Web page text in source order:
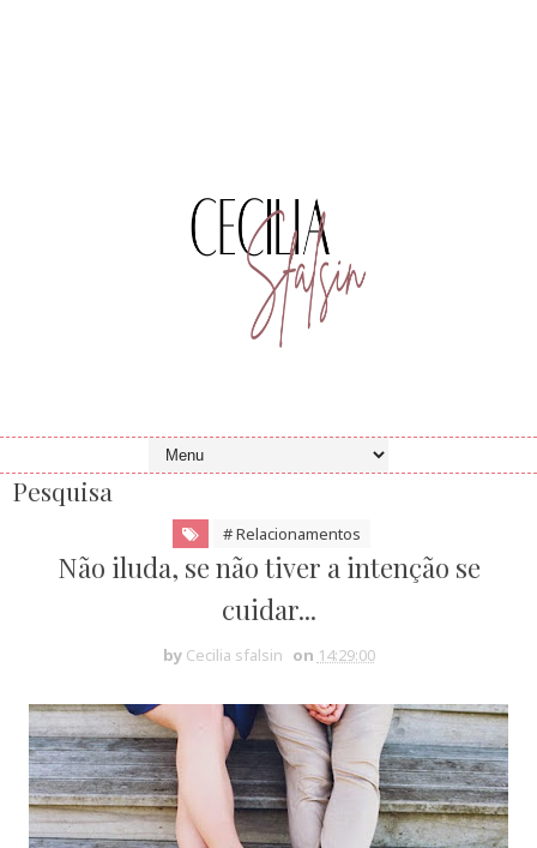
Pesquisa
# Relacionamentos
Não iluda, se não tiver a intenção se
cuidar...
by Cecilia sfalsin on 14:29:00